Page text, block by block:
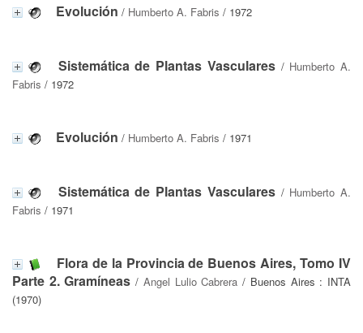
Evolución / Humberto A. Fabris / 1972
Sistemática de Plantas Vasculares/ Humberto A.
Fabris / 1972
Evolución / Humberto A. Fabris / 1971
Sistemática de Plantas Vasculares/ Humberto A.
Fabris / 1971
Flora de la Provincia de Buenos Aires, Tomo IV
Parte 2. Gramíneas / Angel Lulio Cabrera / Buenos Aires : INTA
(1970)